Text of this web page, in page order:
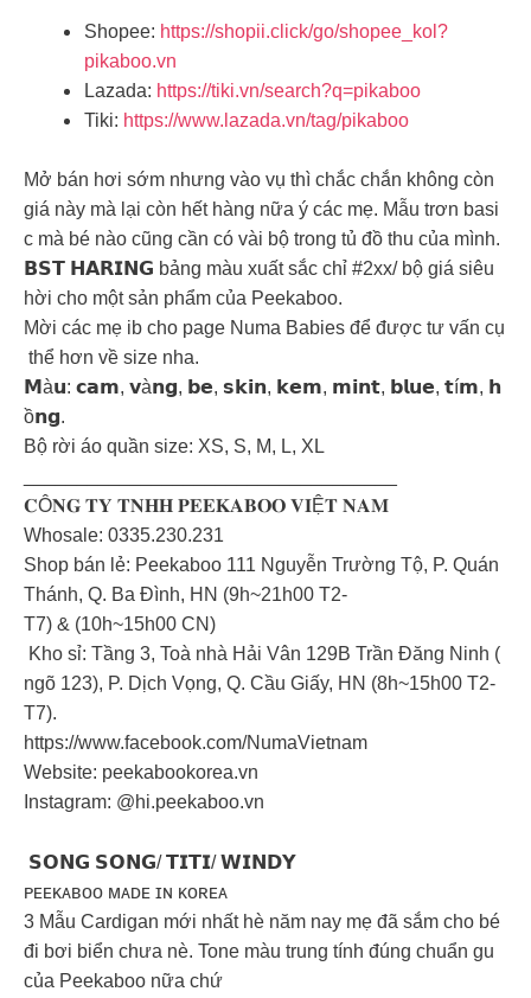
Shopee: https://shopii.click/go/shopee_kol?
pikaboo.vn
Lazada: https://tiki.vn/search?q=pikaboo
Tiki: https://www.lazada.vn/tag/pikaboo
Mở bán hơi sớm nhưng vào vụ thì chắc chắn không còn
giá này mà lại còn hết hàng nữa ý các mẹ. Mẫu trơn basi
c mà bé nào cũng cần có vài bộ trong tủ đồ thu của mình.
𝗕𝗦𝗧 𝗛𝗔𝗥𝗜𝗡𝗚 bảng màu xuất sắc chỉ #2xx/ bộ giá siêu
hời cho một sản phẩm của Peekaboo.
Mời các mẹ ib cho page Numa Babies để được tư vấn cụ
thể hơn về size nha.
𝗠à𝘂: 𝗰𝗮𝗺, 𝘃à𝗻𝗴, 𝗯𝗲, 𝘀𝗸𝗶𝗻, 𝗸𝗲𝗺, 𝗺𝗶𝗻𝘁, 𝗯𝗹𝘂𝗲, 𝘁í𝗺, 𝗵
ồ𝗻𝗴.
Bộ rời áo quần size: XS, S, M, L, XL
𝐂Ô𝐍𝐆 𝐓𝐘 𝐓𝐍𝐇𝐇 𝐏𝐄𝐄𝐊𝐀𝐁𝐎𝐎 𝐕𝐈Ệ𝐓 𝐍𝐀𝐌
Whosale: 0335.230.231
Shop bán lẻ: Peekaboo 111 Nguyễn Trường Tộ, P. Quán
Thánh, Q. Ba Đình, HN (9h~21h00 T2-
T7) & (10h~15h00 CN)
Kho sỉ: Tầng 3, Toà nhà Hải Vân 129B Trần Đăng Ninh (
ngõ 123), P. Dịch Vọng, Q. Cầu Giấy, HN (8h~15h00 T2-
T7).
https://www.facebook.com/NumaVietnam
Website: peekabookorea.vn
Instagram: @hi.peekaboo.vn
𝗦𝗢𝗡𝗚 𝗦𝗢𝗡𝗚/ 𝗧𝗜𝗧𝗜/ 𝗪𝗜𝗡𝗗𝗬
ᴘᴇᴇᴋᴀʙᴏᴏ ᴍᴀᴅᴇ ɪɴ ᴋᴏʀᴇᴀ
3 Mẫu Cardigan mới nhất hè năm nay mẹ đã sắm cho bé
đi bơi biển chưa nè. Tone màu trung tính đúng chuẩn gu
của Peekaboo nữa chứ